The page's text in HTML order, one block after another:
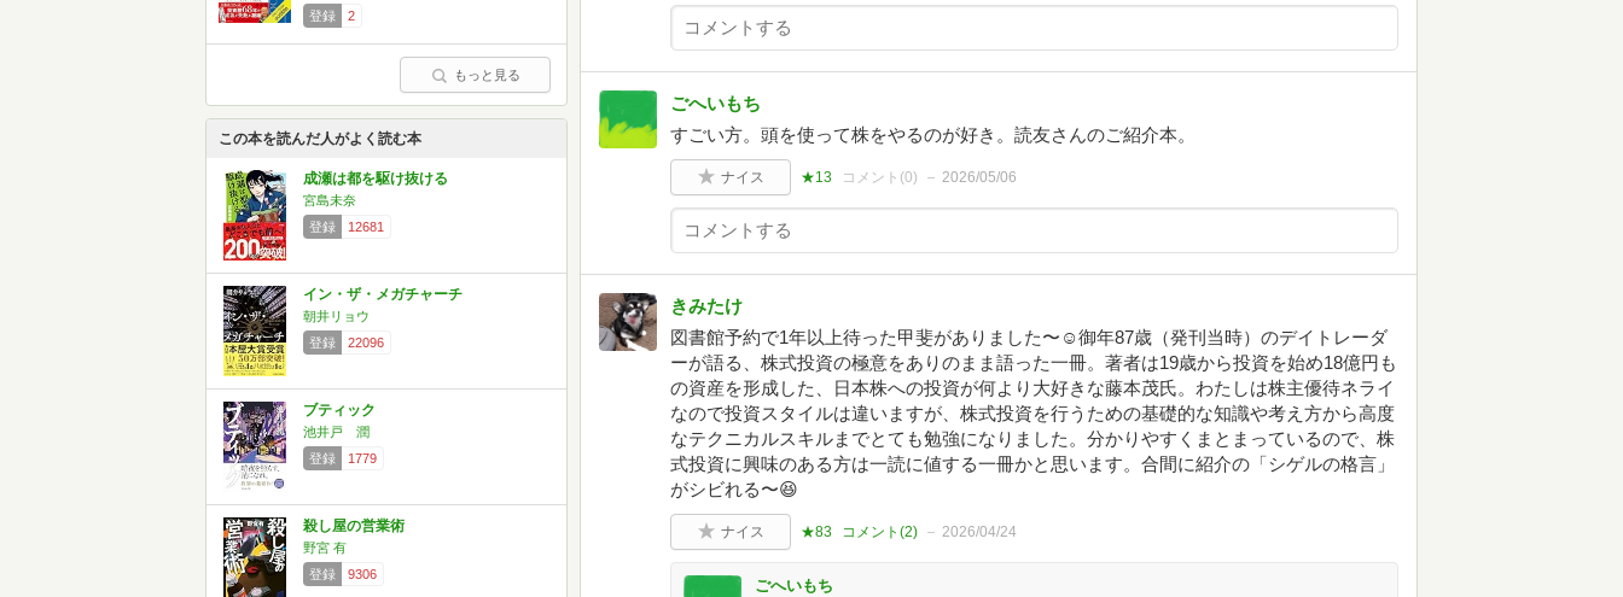
登録
2
もっと見る
この本を読んだ人がよく読む本
成瀬は都を駆け抜ける
宮島未奈
登録
12681
イン・ザ・メガチャーチ
朝井リョウ
登録
22096
ブティック
池井戸 潤
登録
1779
殺し屋の営業術
野宮 有
登録
9306
ごへいもち
すごい方。頭を使って株をやるのが好き。読友さんのご紹介本。
ナイス ★13 コメント(0) 2026/05/06
きみたけ
図書館予約で1年以上待った甲斐がありました〜☺️御年87歳（発刊当時）のデイトレーダ
ーが語る、株式投資の極意をありのまま語った一冊。著者は19歳から投資を始め18億円も
の資産を形成した、日本株への投資が何より大好きな藤本茂氏。わたしは株主優待ネライ
なので投資スタイルは違いますが、株式投資を行うための基礎的な知識や考え方から高度
なテクニカルスキルまでとても勉強になりました。分かりやすくまとまっているので、株
式投資に興味のある方は一読に値する一冊かと思います。合間に紹介の「シゲルの格言」
がシビれる〜😆
ナイス ★83 コメント(2) 2026/04/24
ごへいもち